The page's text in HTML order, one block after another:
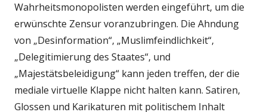
Wahrheitsmonopolisten werden eingeführt, um die
erwünschte Zensur voranzubringen. Die Ahndung
von „Desinformation“, „Muslimfeindlichkeit“,
„Delegitimierung des Staates“, und
„Majestätsbeleidigung“ kann jeden treffen, der die
mediale virtuelle Klappe nicht halten kann. Satiren,
Glossen und Karikaturen mit politischem Inhalt